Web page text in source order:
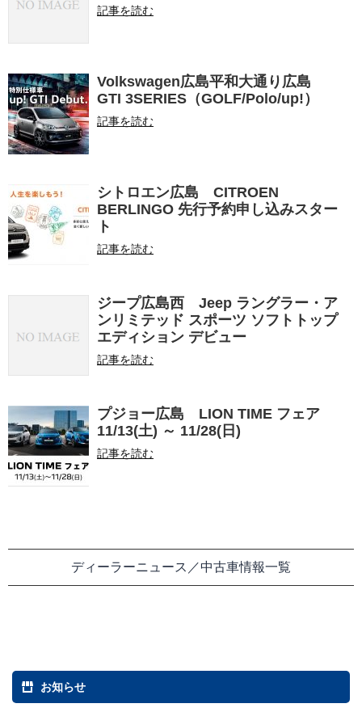
記事を読む
Volkswagen広島平和大通り広島
GTI 3SERIES（GOLF/Polo/up!）
記事を読む
シトロエン広島 CITROEN
BERLINGO 先行予約申し込みスター
ト
記事を読む
ジープ広島西 Jeep ラングラー・ア
ンリミテッド スポーツ ソフトトップ
エディション デビュー
記事を読む
プジョー広島 LION TIME フェア
11/13(土) ～ 11/28(日)
記事を読む
ディーラーニュース／中古車情報一覧
お知らせ